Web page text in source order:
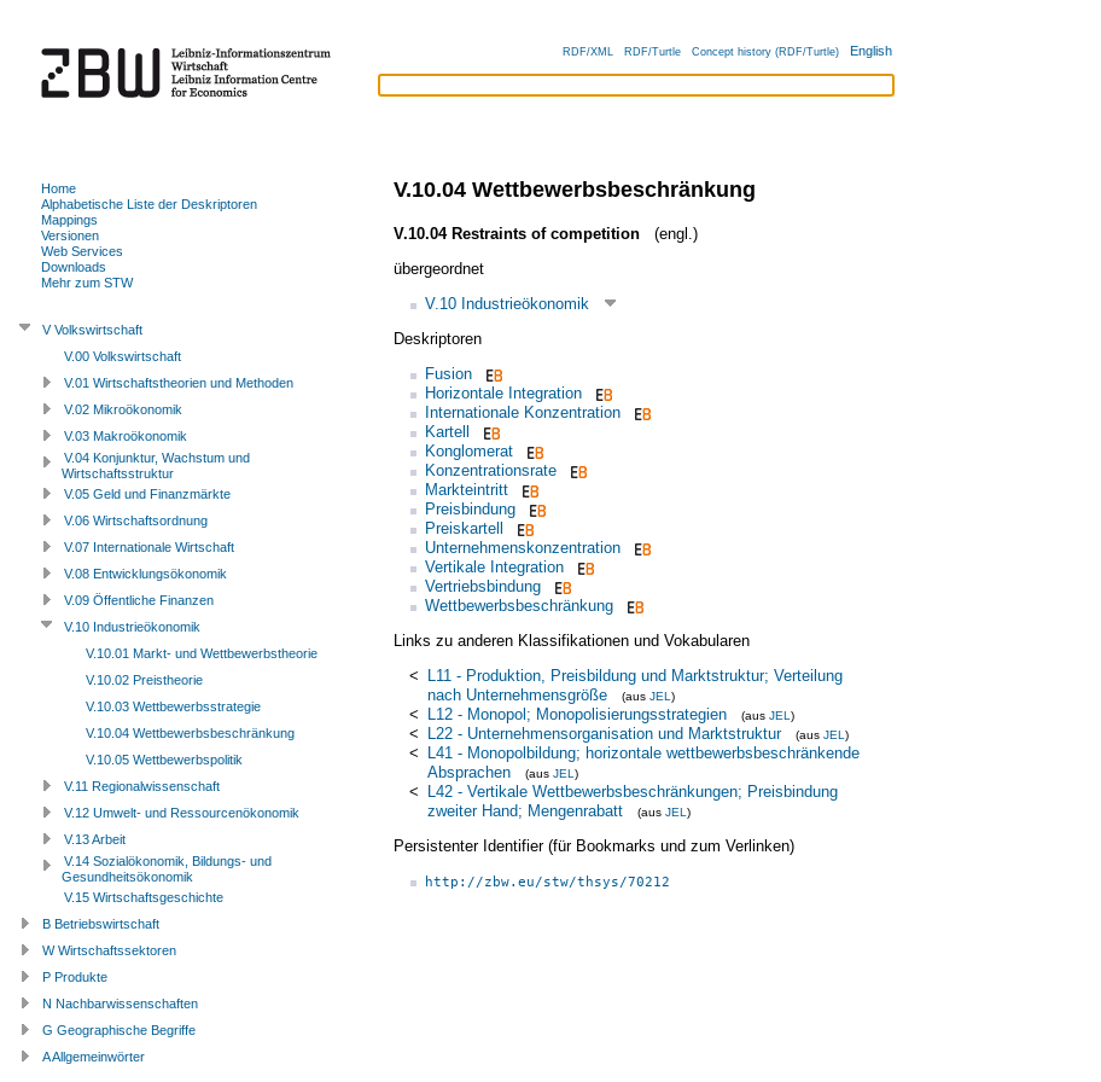
RDF/XML RDF/Turtle Concept history (RDF/Turtle) English
V.10.04 Wettbewerbsbeschränkung
V.10.04 Restraints of competition
(engl.)
übergeordnet
V.10 Industrieökonomik
Deskriptoren
Fusion
Horizontale Integration
Internationale Konzentration
Kartell
Konglomerat
Konzentrationsrate
Markteintritt
Preisbindung
Preiskartell
Unternehmenskonzentration
Vertikale Integration
Vertriebsbindung
Wettbewerbsbeschränkung
Links zu anderen Klassifikationen und Vokabularen
< L11 - Produktion, Preisbildung und Marktstruktur; Verteilung
nach Unternehmensgröße
(aus JEL )
< L12 - Monopol; Monopolisierungsstrategien (aus JEL )
< L22 - Unternehmensorganisation und Marktstruktur (aus JEL )
< L41 - Monopolbildung; horizontale wettbewerbsbeschränkende
Absprachen
(aus JEL )
< L42 - Vertikale Wettbewerbsbeschränkungen; Preisbindung
zweiter Hand; Mengenrabatt
(aus JEL )
Persistenter Identifier (für Bookmarks und zum Verlinken)
http://zbw.eu/stw/thsys/70212
Home
Alphabetische Liste der Deskriptoren
Mappings
Versionen
Web Services
Downloads
Mehr zum STW
V Volkswirtschaft
V.00 Volkswirtschaft
V.01 Wirtschaftstheorien und Methoden
V.02 Mikroökonomik
V.03 Makroökonomik
V.04 Konjunktur, Wachstum und
Wirtschaftsstruktur
V.05 Geld und Finanzmärkte
V.06 Wirtschaftsordnung
V.07 Internationale Wirtschaft
V.08 Entwicklungsökonomik
V.09 Öffentliche Finanzen
V.10 Industrieökonomik
V.10.01 Markt- und Wettbewerbstheorie
V.10.02 Preistheorie
V.10.03 Wettbewerbsstrategie
V.10.04 Wettbewerbsbeschränkung
V.10.05 Wettbewerbspolitik
V.11 Regionalwissenschaft
V.12 Umwelt- und Ressourcenökonomik
V.13 Arbeit
V.14 Sozialökonomik, Bildungs- und
Gesundheitsökonomik
V.15 Wirtschaftsgeschichte
B Betriebswirtschaft
W Wirtschaftssektoren
P Produkte
N Nachbarwissenschaften
G Geographische Begriffe
A Allgemeinwörter